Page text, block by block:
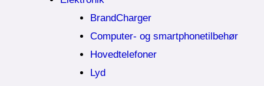
BrandCharger
Computer- og smartphonetilbehør
Hovedtelefoner
Lyd